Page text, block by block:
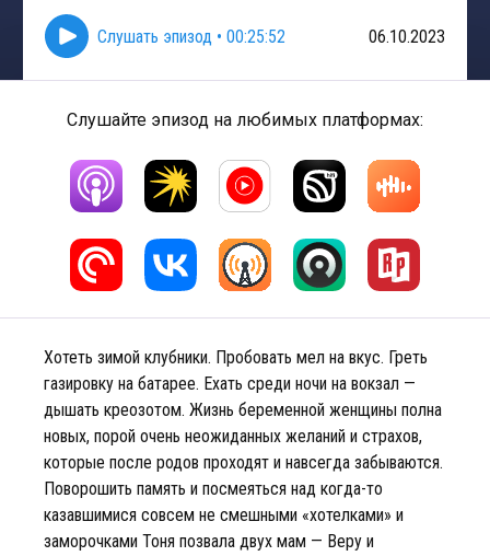
Слушать эпизод • 00:25:52 06.10.2023
Слушайте эпизод на любимых платформах:
Хотеть зимой клубники. Пробовать мел на вкус. Греть
газировку на батарее. Ехать среди ночи на вокзал —
дышать креозотом. Жизнь беременной женщины полна
новых, порой очень неожиданных желаний и страхов,
которые после родов проходят и навсегда забываются.
Поворошить память и посмеяться над когда-то
казавшимися совсем не смешными «хотелками» и
заморочками Тоня позвала двух мам — Веру и